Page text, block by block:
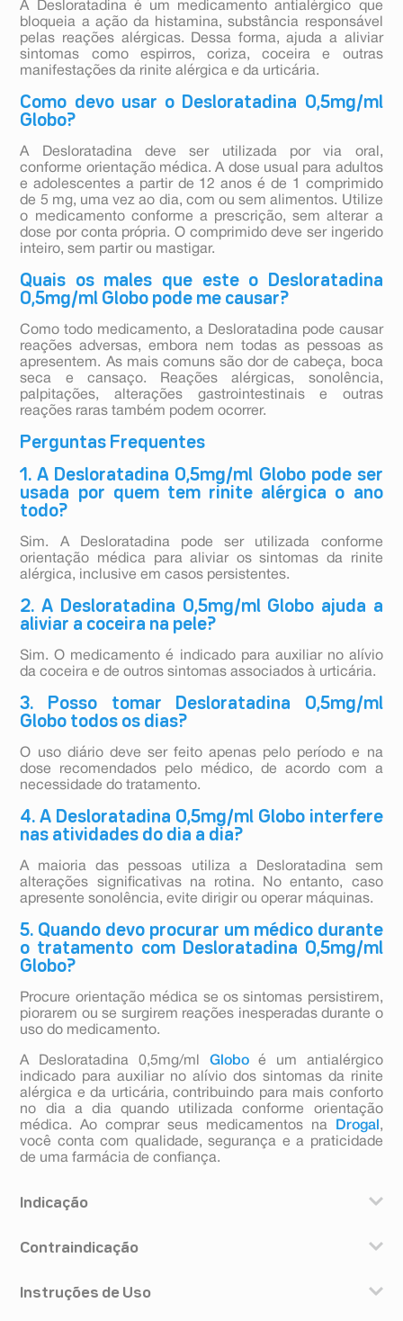
A Desloratadina é um medicamento antialérgico que
bloqueia a ação da histamina, substância responsável
pelas reações alérgicas. Dessa forma, ajuda a aliviar
sintomas como espirros, coriza, coceira e outras
manifestações da rinite alérgica e da urticária.
Como devo usar o Desloratadina 0,5mg/ml
Globo?
A Desloratadina deve ser utilizada por via oral,
conforme orientação médica. A dose usual para adultos
e adolescentes a partir de 12 anos é de 1 comprimido
de 5 mg, uma vez ao dia, com ou sem alimentos. Utilize
o medicamento conforme a prescrição, sem alterar a
dose por conta própria. O comprimido deve ser ingerido
inteiro, sem partir ou mastigar.
Quais os males que este o Desloratadina
0,5mg/ml Globo pode me causar?
Como todo medicamento, a Desloratadina pode causar
reações adversas, embora nem todas as pessoas as
apresentem. As mais comuns são dor de cabeça, boca
seca e cansaço. Reações alérgicas, sonolência,
palpitações, alterações gastrointestinais e outras
reações raras também podem ocorrer.
Perguntas Frequentes
1. A Desloratadina 0,5mg/ml Globo pode ser
usada por quem tem rinite alérgica o ano
todo?
Sim. A Desloratadina pode ser utilizada conforme
orientação médica para aliviar os sintomas da rinite
alérgica, inclusive em casos persistentes.
2. A Desloratadina 0,5mg/ml Globo ajuda a
aliviar a coceira na pele?
Sim. O medicamento é indicado para auxiliar no alívio
da coceira e de outros sintomas associados à urticária.
3. Posso tomar Desloratadina 0,5mg/ml
Globo todos os dias?
O uso diário deve ser feito apenas pelo período e na
dose recomendados pelo médico, de acordo com a
necessidade do tratamento.
4. A Desloratadina 0,5mg/ml Globo interfere
nas atividades do dia a dia?
A maioria das pessoas utiliza a Desloratadina sem
alterações significativas na rotina. No entanto, caso
apresente sonolência, evite dirigir ou operar máquinas.
5. Quando devo procurar um médico durante
o tratamento com Desloratadina 0,5mg/ml
Globo?
Procure orientação médica se os sintomas persistirem,
piorarem ou se surgirem reações inesperadas durante o
uso do medicamento.
A Desloratadina 0,5mg/ml Globoé um antialérgico
indicado para auxiliar no alívio dos sintomas da rinite
alérgica e da urticária, contribuindo para mais conforto
no dia a dia quando utilizada conforme orientação
médica. Ao comprar seus medicamentos na
Drogal ,
você conta com qualidade, segurança e a praticidade
de uma farmácia de confiança.
Indicação
rinite alérgica, como espirro, rinorreia (corrimento
vermelhidão dos olhos, prurido do palato (coceira no
Contraindicação
pessoa que já teve algum tipo de alergia ou alguma
Instruções de Uso